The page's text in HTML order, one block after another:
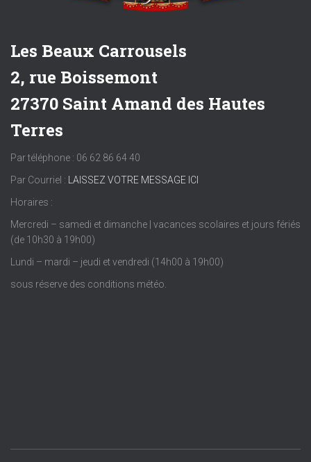
Les Beaux Carrousels
2, rue Boissemont
27370 Saint Amand des Hautes
Terres
Par téléphone : 06 62 86 64 40
Par Courriel : LAISSEZ VOTRE MESSAGE ICI
Horaires :
Mercredi – samedi et dimanche | vacances scolaires et jours fériés
(de 10h30 à 19h00)
Lundi – mardi – jeudi et vendredi (14h00 à 19h00)
sous réserve des conditions météo.